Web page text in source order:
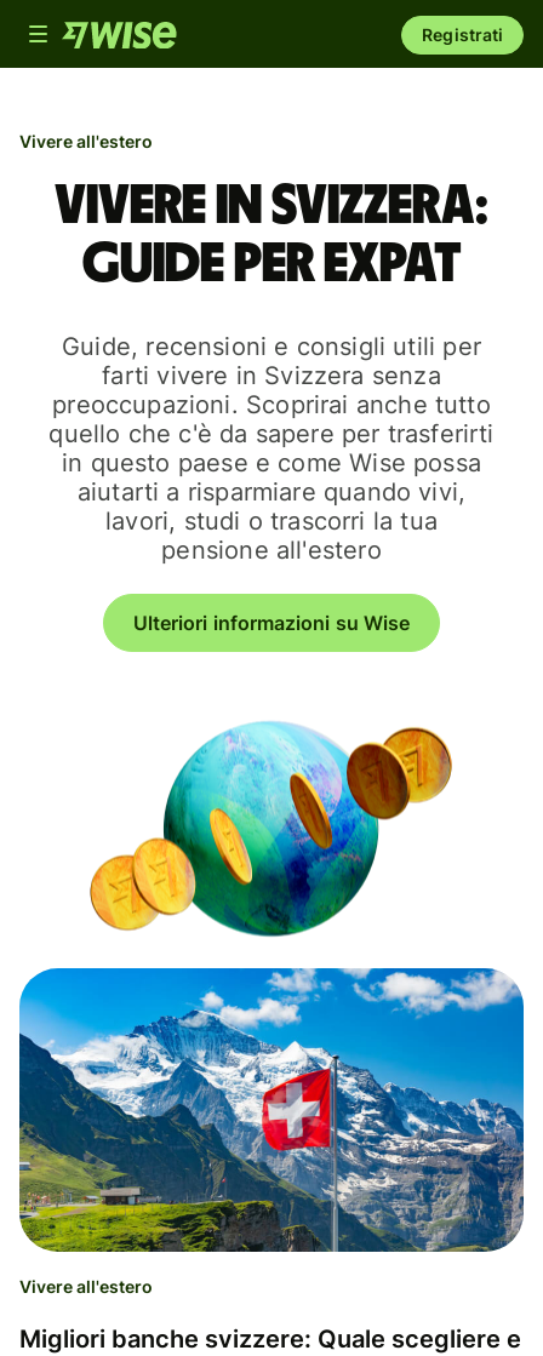
Toggle
navigation
Registrati
Vivere all'estero
Vivere in Svizzera:
guide per expat
Guide, recensioni e consigli utili per
farti vivere in Svizzera senza
preoccupazioni. Scoprirai anche tutto
quello che c'è da sapere per trasferirti
in questo paese e come Wise possa
aiutarti a risparmiare quando vivi,
lavori, studi o trascorri la tua
pensione all'estero
Ulteriori informazioni su Wise
Vivere all'estero
Migliori banche svizzere: Quale scegliere e